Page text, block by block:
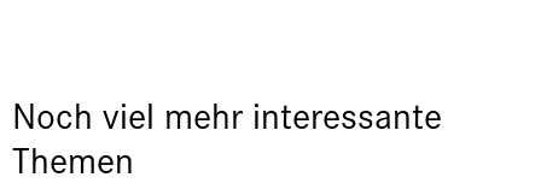
Noch viel mehr interessante
Themen